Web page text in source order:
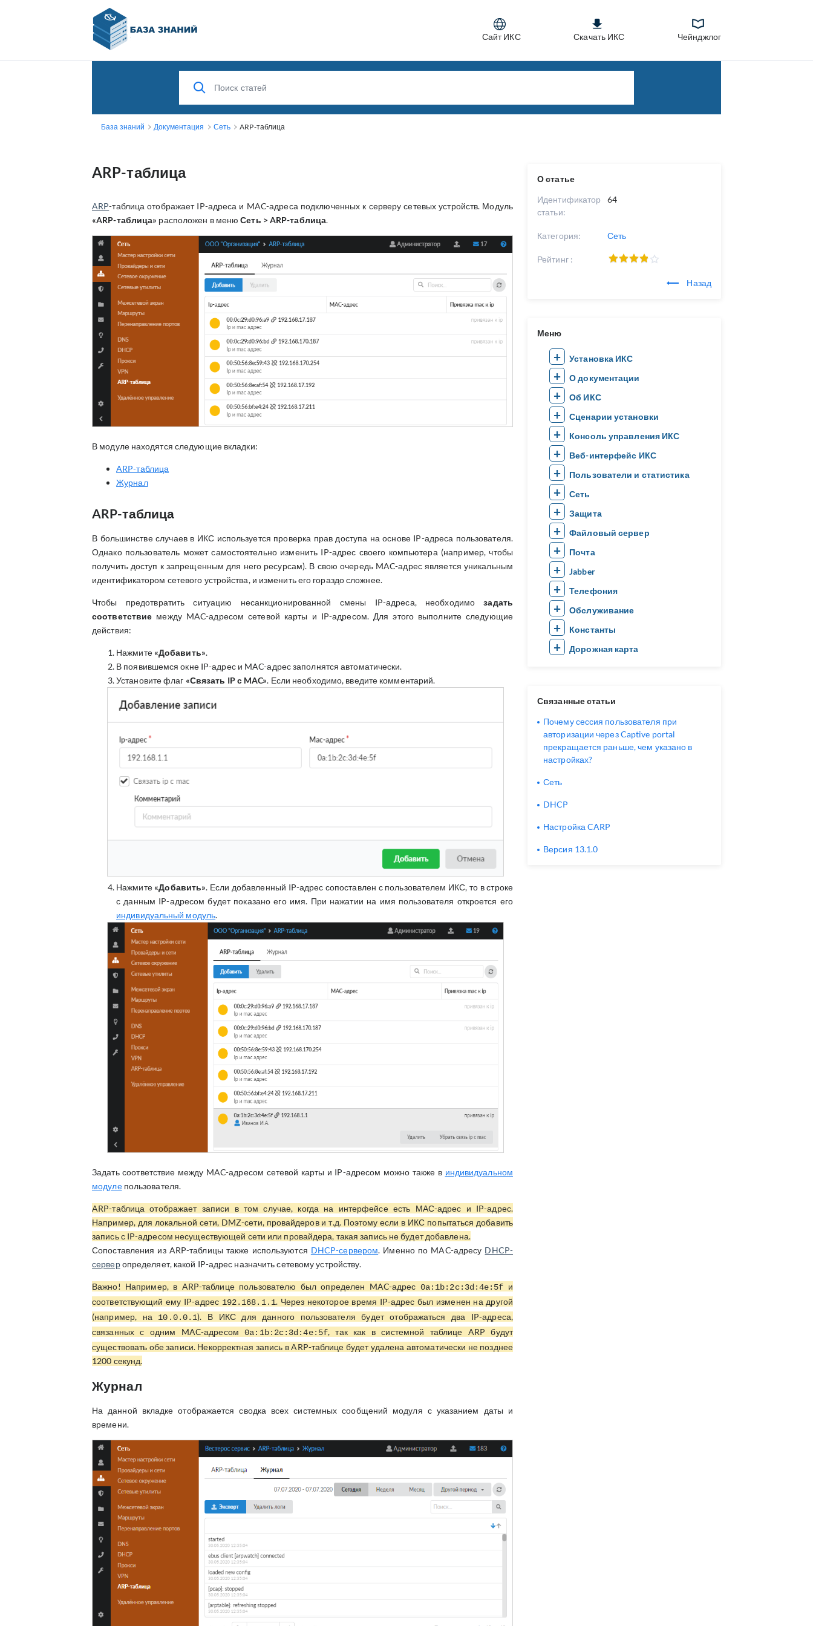
Сайт ИКС Скачать ИКС Чейнджлог
База знаний Документация Сеть ARP-таблица
ARP-таблица
ARP-таблица отображает IP-адреса и MAC-адреса подключенных к серверу сетевых устройств. Модуль
«ARP-таблица» расположен в менюСеть > ARP-таблица.
В модуле находятся следующие вкладки:
ARP-таблица
Журнал
ARP-таблица
В большинстве случаев в ИКС используется проверка прав доступа на основе IP-адреса пользователя.
Однако пользователь может самостоятельно изменить IP-адрес своего компьютера (например, чтобы
получить доступ к запрещенным для него ресурсам). В свою очередь MAC-адрес является уникальным
идентификатором сетевого устройства, и изменить его гораздо сложнее.
Чтобы предотвратить ситуацию несанкционированной смены IP-адреса, необходимозадать
соответствие между MAC-адресом сетевой карты и IP-адресом. Для этого выполните следующие
действия:
Нажмите «Добавить».
В появившемся окне IP-адрес и MAC-адрес заполнятся автоматически.
Установите флаг «Связать IP с MAC». Если необходимо, введите комментарий.
Нажмите «Добавить». Если добавленный IP-адрес сопоставлен с пользователем ИКС, то в строке
с данным IP-адресом будет показано его имя. При нажатии на имя пользователя откроется его
индивидуальный модуль.
Задать соответствие между MAC-адресом сетевой карты и IP-адресом можно также в индивидуальном
модулепользователя.
ARP-таблица отображает записи в том случае, когда на интерфейсе есть МАС-адрес и IP-адрес.
Например, для локальной сети, DMZ-сети, провайдеров и т.д. Поэтому если в ИКС попытаться добавить
запись с IP-адресом несуществующей сети или провайдера, такая запись не будет добавлена.
Сопоставления из ARP-таблицы также используются DHCP-сервером. Именно по MAC-адресу DHCP-
серверопределяет, какой IP-адрес назначить сетевому устройству.
Важно! Например, в ARP-таблице пользователю был определен MAC-адрес 0a:1b:2c:3d:4e:5f и
соответствующий ему IP-адрес 192.168.1.1. Через некоторое время IP-адрес был изменен на другой
(например, на 10.0.0.1). В ИКС для данного пользователя будет отображаться два IP-адреса,
связанных с одним MAC-адресом0a:1b:2c:3d:4e:5f, так как в системной таблице ARP будут
существовать обе записи. Некорректная запись в ARP-таблице будет удалена автоматически не позднее
1200 секунд.
Журнал
На данной вкладке отображается сводка всех системных сообщений модуля с указанием даты и
времени.
О статье
Идентификатор
статьи:
64
Категория: Сеть
Рейтинг :
Назад
Меню
Установка ИКС
О документации
Об ИКС
Сценарии установки
Консоль управления ИКС
Веб-интерфейс ИКС
Пользователи и статистика
Сеть
Защита
Файловый сервер
Почта
Jabber
Телефония
Обслуживание
Константы
Дорожная карта
Связанные статьи
Почему сессия пользователя при
авторизации через Captive portal
прекращается раньше, чем указано в
настройках?
Сеть
DHCP
Настройка CARP
Версия 13.1.0